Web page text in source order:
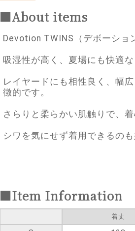
■About items
Devotion TWINS（デボーショ
吸湿性が高く、夏場にも快適な
レイヤードにも相性良く、幅
徴的です。
さらりと柔らかい肌触りで、
シワを気にせず着用できるの
■Item Information
着丈